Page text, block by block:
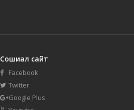
Сошиал сайт
Facebook
Twitter
Google Plus